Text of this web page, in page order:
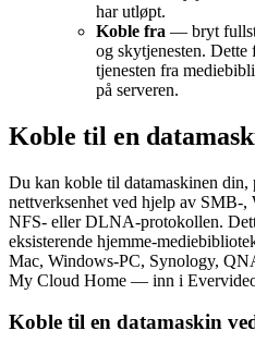
har utløpt.
Koble fra — bryt
og skytjenesten.
tjenesten fra
på serveren.
Koble til en
Du kan koble til datamaskinen
nettverksenhet ved hjelp av SMB-
NFS- eller DLNA-protokollen.
eksisterende hjemme-
Mac, Windows-PC, Synology,
My Cloud Home — inn i
Koble til en datamaskin